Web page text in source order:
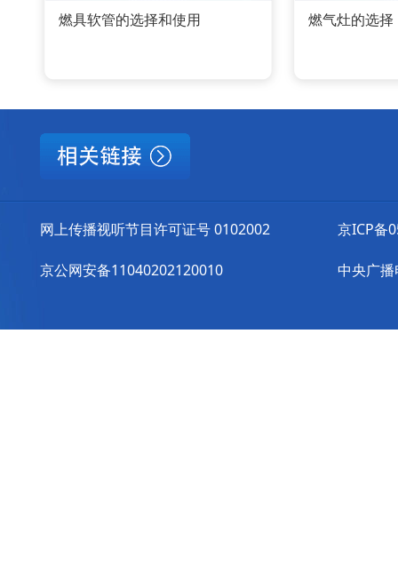
燃具软管的选择和使用 燃气灶的选择
网上传播视听节目许可证号 0102002
京公网安备11040202120010
京ICP备
中央广